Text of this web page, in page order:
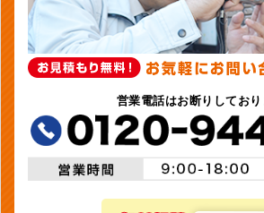
営業電話はお断りしており